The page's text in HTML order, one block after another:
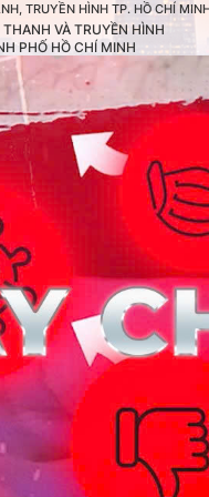
TRUYỀN HÌNH TP. HỒ CHÍ
VÀ TRUYỀN HÌNH
PHỐ HỒ CHÍ MINH